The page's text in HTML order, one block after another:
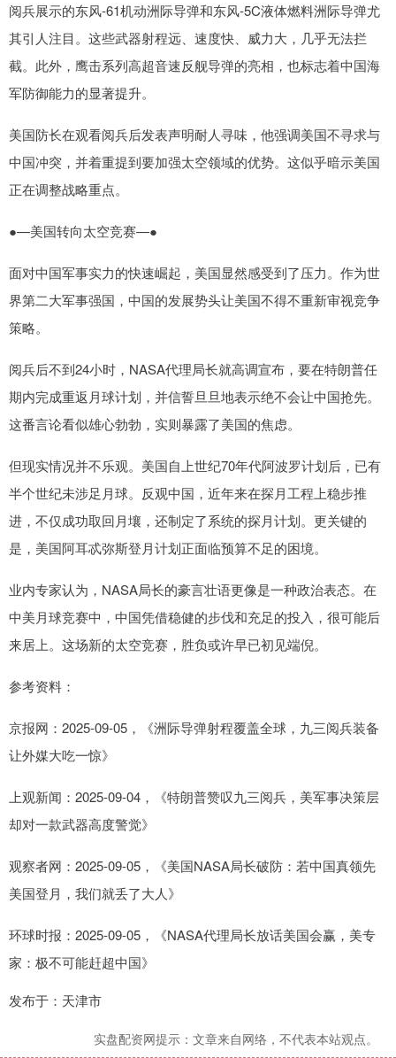
阅兵展示的东风-61机动洲际导弹和东风-5C液体燃料洲际导弹尤
其引人注目。这些武器射程远、速度快、威力大，几乎无法拦
截。此外，鹰击系列高超音速反舰导弹的亮相，也标志着中国海
军防御能力的显著提升。
美国防长在观看阅兵后发表声明耐人寻味，他强调美国不寻求与
中国冲突，并着重提到要加强太空领域的优势。这似乎暗示美国
正在调整战略重点。
●—美国转向太空竞赛—●
面对中国军事实力的快速崛起，美国显然感受到了压力。作为世
界第二大军事强国，中国的发展势头让美国不得不重新审视竞争
策略。
阅兵后不到24小时，NASA代理局长就高调宣布，要在特朗普任
期内完成重返月球计划，并信誓旦旦地表示绝不会让中国抢先。
这番言论看似雄心勃勃，实则暴露了美国的焦虑。
但现实情况并不乐观。美国自上世纪70年代阿波罗计划后，已有
半个世纪未涉足月球。反观中国，近年来在探月工程上稳步推
进，不仅成功取回月壤，还制定了系统的探月计划。更关键的
是，美国阿耳忒弥斯登月计划正面临预算不足的困境。
业内专家认为，NASA局长的豪言壮语更像是一种政治表态。在
中美月球竞赛中，中国凭借稳健的步伐和充足的投入，很可能后
来居上。这场新的太空竞赛，胜负或许早已初见端倪。
参考资料：
京报网：2025-09-05，《洲际导弹射程覆盖全球，九三阅兵装备
让外媒大吃一惊》
上观新闻：2025-09-04，《特朗普赞叹九三阅兵，美军事决策层
却对一款武器高度警觉》
观察者网：2025-09-05，《美国NASA局长破防：若中国真领先
美国登月，我们就丢了大人》
环球时报：2025-09-05，《NASA代理局长放话美国会赢，美专
家：极不可能赶超中国》
发布于：天津市
实盘配资网提示：文章来自网络，不代表本站观点。